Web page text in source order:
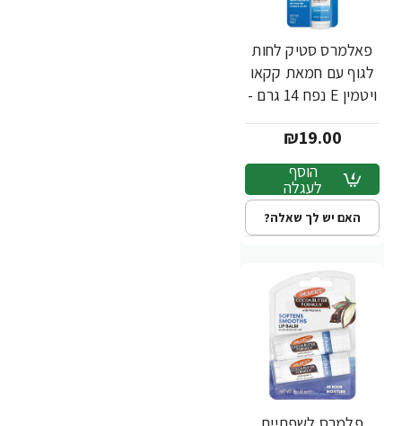
פאלמרס סטיק לחות
לגוף עם חמאת קקאו
ויטמין E נפח 14 גרם -
₪19.00
הוסף
לעגלה
האם יש לך שאלה?